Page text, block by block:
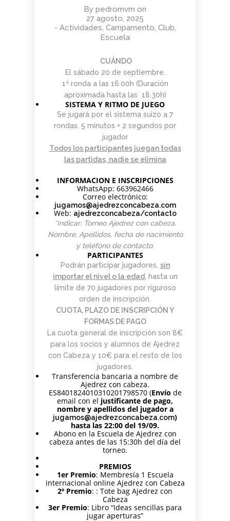
By pedromvm on
27 agosto, 2025
- Actividades, Campamento, Club,
Escuela
CUÁNDO
El sábado 20 de septiembre.
1ª ronda a las 16.00h (Duración
aproximada hasta las 18.30h)
SISTEMA Y RITMO DE JUEGO
Se jugará por el sistema suizo a 7
rondas. 5 minutos + 2 segundos por
jugador
Todos los participantes juegan todas
las partidas, nadie se elimina
INFORMACION E INSCRIPCIONES
WhatsApp: 663962466
Correo electrónico:
jugamos@ajedrezconcabeza.com
Web: ajedrezconcabeza/contacto
*Indicar: Torneo Ajedrez con cabeza.
Nombre, Apellidos, fecha de nacimiento
y teléfono de contacto.
PARTICIPANTES
Podrán participar jugadores, sin
importar el nivel o la edad , hasta un
límite de 70 jugadores por riguroso
orden de inscripción.
CUOTA, PLAZO DE INSCRIPCIÓN Y
FORMAS DE PAGO
La cuota general de inscripción son 8€
para los socios y alumnos de Ajedrez
con Cabeza y 10€ para el resto de los
jugadores.
Transferencia bancaria a nombre de
Ajedrez con cabeza.
ES8401824010310201798570 (Envío de
email con el justificante de pago,
nombre y apellidos del jugador a
jugamos@ajedrezconcabeza.com)
hasta las 22:00 del 19/09.
Abono en la Escuela de Ajedrez con
cabeza antes de las 15:30h del día del
torneo.
PREMIOS
1er Premio: Membresía 1 Escuela
internacional online Ajedrez con Cabeza
2º Premio: : Tote bag Ajedrez con
Cabeza
3er Premio: Libro “Ideas sencillas para
jugar aperturas”